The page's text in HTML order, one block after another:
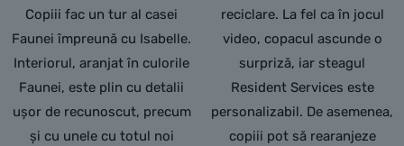
Copiii fac un tur al casei
Faunei împreună cu Isabelle.
Interiorul, aranjat în culorile
Faunei, este plin cu detalii
ușor de recunoscut, precum
și cu unele cu totul noi
reciclare. La fel ca în jocul
video, copacul ascunde o
surpriză, iar steagul
Resident Services este
personalizabil. De asemenea,
copiii pot să rearanjeze